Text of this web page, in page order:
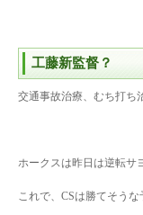
工藤新監督？
交通事故治療、むち打ち
ホークスは昨日は逆転サ
これで、CSは勝てそうな